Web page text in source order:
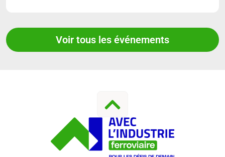
Voir tous les événements